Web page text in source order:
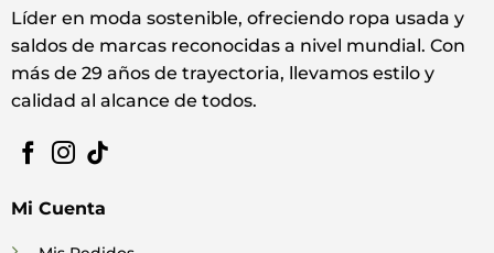
Líder en moda sostenible, ofreciendo ropa usada y
saldos de marcas reconocidas a nivel mundial. Con
más de 29 años de trayectoria, llevamos estilo y
calidad al alcance de todos.
Mi Cuenta